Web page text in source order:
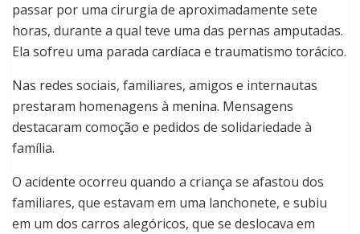
passar por uma cirurgia de aproximadamente sete
horas, durante a qual teve uma das pernas amputadas.
Ela sofreu uma parada cardíaca e traumatismo torácico.
Nas redes sociais, familiares, amigos e internautas
prestaram homenagens à menina. Mensagens
destacaram comoção e pedidos de solidariedade à
família.
O acidente ocorreu quando a criança se afastou dos
familiares, que estavam em uma lanchonete, e subiu
em um dos carros alegóricos, que se deslocava em